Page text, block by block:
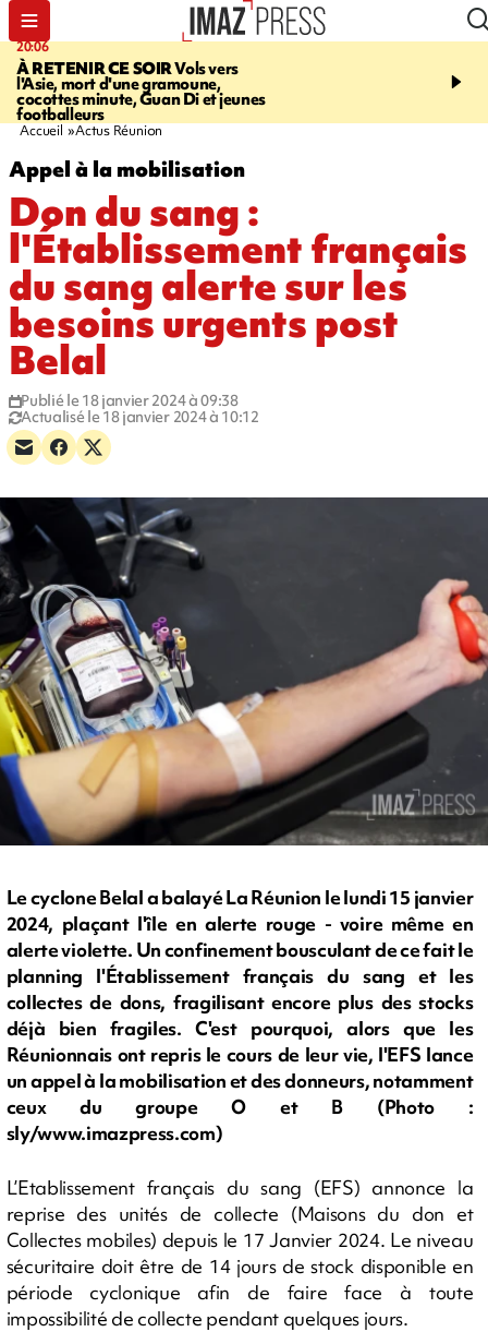
20:06
À RETENIR CE SOIRVols vers
l'Asie, mort d'une gramoune,
cocottes minute, Guan Di et jeunes
footballeurs
07:22
Squale condamné à
Accueil Actus Réunion
Appel à la mobilisation
Don du sang :
l'Établissement français
du sang alerte sur les
besoins urgents post
Belal
Publié le 18 janvier 2024 à 09:38
Actualisé le 18 janvier 2024 à 10:12
Le cyclone Belal a balayé La Réunion le lundi 15 janvier
2024, plaçant l'île en alerte rouge - voire même en
alerte violette. Un confinement bousculant de ce fait le
planning l'Établissement français du sang et les
collectes de dons, fragilisant encore plus des stocks
déjà bien fragiles. C'est pourquoi, alors que les
Réunionnais ont repris le cours de leur vie, l'EFS lance
un appel à la mobilisation et des donneurs, notamment
ceux du groupe O et B (Photo :
sly/www.imazpress.com)
L’Etablissement français du sang (EFS) annonce la
reprise des unités de collecte (Maisons du don et
Collectes mobiles) depuis le 17 Janvier 2024. Le niveau
sécuritaire doit être de 14 jours de stock disponible en
période cyclonique afin de faire face à toute
impossibilité de collecte pendant quelques jours.